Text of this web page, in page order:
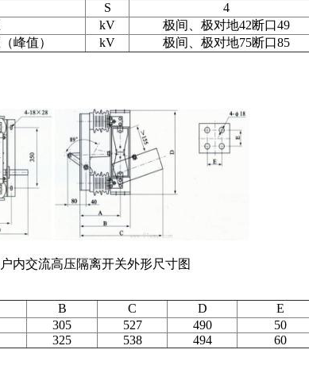
S
4
kV
极间、极对地42断口49
峰值）
kV 极间、极对地75断口85
内交流高压隔离开关外形尺寸图
B C D
E
305 527 490
50
325 538 494 60